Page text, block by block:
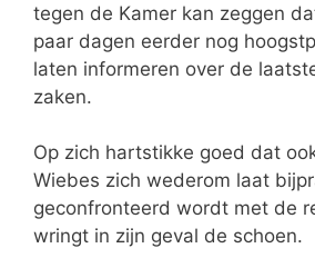
tegen de Kamer kan zeggen
paar dagen eerder nog
laten informeren over de
zaken.
Op zich hartstikke goed dat
Wiebes zich wederom laat
geconfronteerd wordt met de
wringt in zijn geval de schoen.